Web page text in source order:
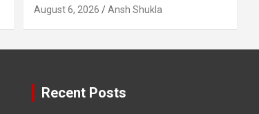
August 6, 2026 Ansh Shukla
Recent Posts